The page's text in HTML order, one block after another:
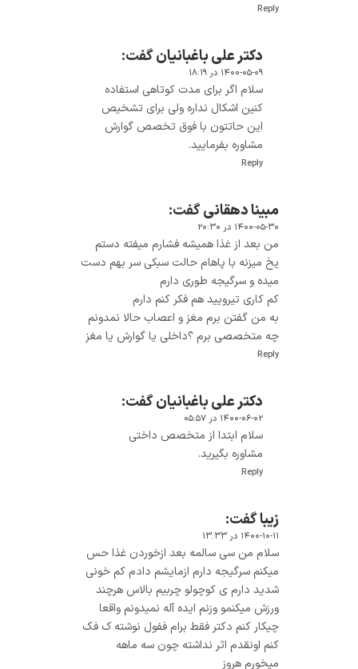
Reply
دکتر علی باغبانیانگفت:
۱۴۰۰-۰۵-۰۹ در ۱۸:۱۹
سلام اگر برای مدت کوتاهی استفاده
کنین اشکال نداره ولی برای تشخیص
این حاتتون با فوق تخصص گوارش
مشاوره بفرمایید.
Reply
مبینا دهقانیگفت:
۱۴۰۰-۰۵-۳۰ در ۲۰:۳۰
من بعد از غذا همیشه فشارم میفته دستم
یخ میزنه با پاهام حالت سبکی سر بهم دست
میده و سرگیجه طوری دارم
کم کاری تیرویید هم فکر کنم دارم
به من گفتن برم مغز و اعصاب حالا نمدونم
چه متخصصی برم ؟داخلی یا گوارش یا مغز
Reply
دکتر علی باغبانیانگفت:
۱۴۰۰-۰۶-۰۲ در ۰۵:۵۷
سلام ابتدا از متخصص داختی
مشاوره بگیرید.
Reply
زیباگفت:
۱۴۰۰-۱۰-۱۱ در ۱۳:۳۳
سلام من سی سالمه بعد ازخوردن غذا حس
میکنم سرگیجه دارم ازمایشم دادم کم خونی
شدید دارم ی کوچولو چربیم بالاس هرچند
ورزش میکنمو وزنم ایده آله نمیدونم واقعا
چیکار کنم دکتر فقط برام ففول نوشته ک فک
کنم اونقدم اثر نداشته چون سه ماهه
میخورم هروز